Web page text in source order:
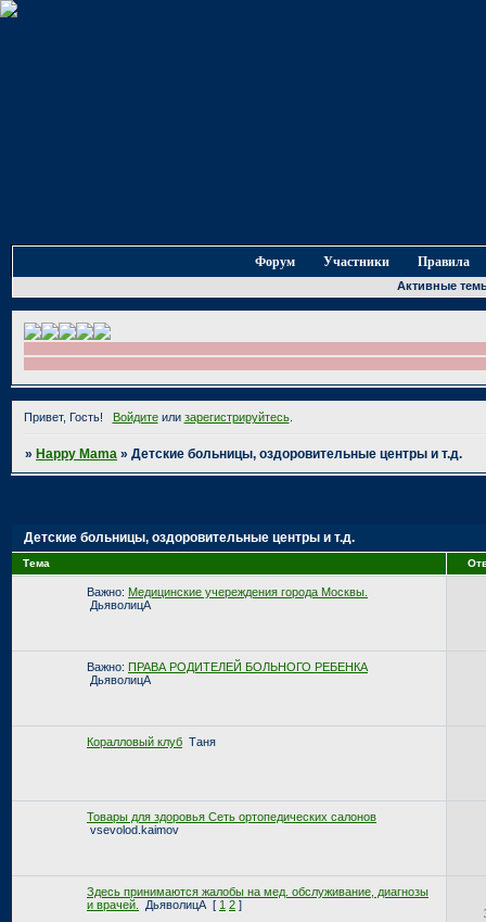
Форум Участники Правила
Активные
Привет, Гость! Войдитеили зарегистрируйтесь.
»Happy Mama »Детские больницы, оздоровительные центры и т.д.
Детские больницы, оздоровительные центры и т.д.
Тема
Важно: Медицинские учереждения города Москвы.
ДьяволицА
Важно: ПРАВА РОДИТЕЛЕЙ БОЛЬНОГО РЕБЕНКА
ДьяволицА
Коралловый клуб Таня
Товары для здоровья Сеть ортопедических салонов
vsevolod.kaimov
Здесь принимаются жалобы на мед. обслуживание, диагнозы
и врачей.
ДьяволицА [ 1 2 ]